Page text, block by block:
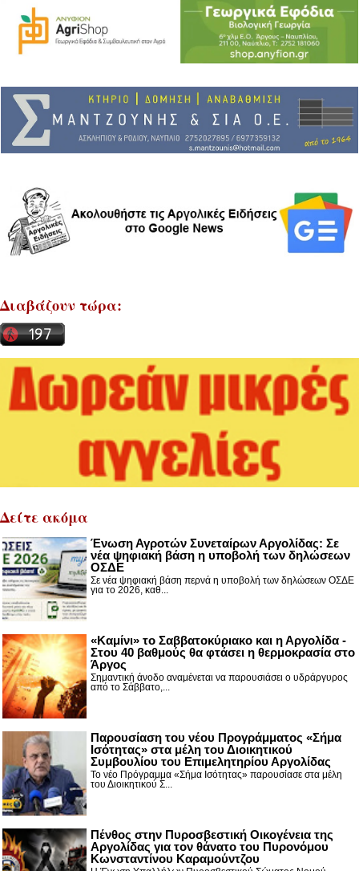
Διαβάζουν τώρα:
Δείτε ακόμα
Ένωση Αγροτών Συνεταίρων Αργολίδας: Σε
νέα ψηφιακή βάση η υποβολή των δηλώσεων
ΟΣΔΕ
Σε νέα ψηφιακή βάση περνά η υποβολή των δηλώσεων ΟΣΔΕ
για το 2026, καθ...
«Καμίνι» το Σαββατοκύριακο και η Αργολίδα -
Στου 40 βαθμούς θα φτάσει η θερμοκρασία στο
Άργος
Σημαντική άνοδο αναμένεται να παρουσιάσει ο υδράργυρος
από το Σάββατο,...
Παρουσίαση του νέου Προγράμματος «Σήμα
Ισότητας» στα μέλη του Διοικητικού
Συμβουλίου του Επιμελητηρίου Αργολίδας
Το νέο Πρόγραμμα «Σήμα Ισότητας» παρουσίασε στα μέλη
του Διοικητικού Σ...
Πένθος στην Πυροσβεστική Οικογένεια της
Αργολίδας για τον θάνατο του Πυρονόμου
Κωνσταντίνου Καραμούντζου